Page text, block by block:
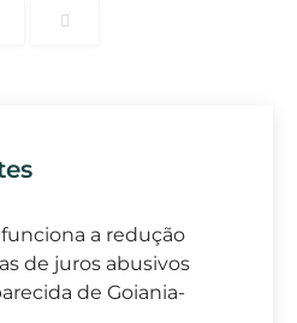
a redução
de juros abusivos
de Goiania-